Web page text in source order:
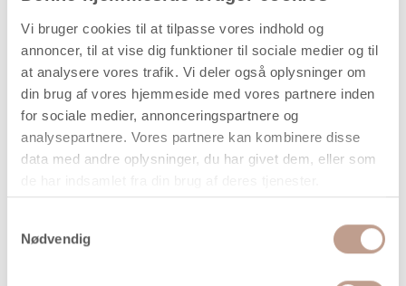
Vi bruger cookies til at tilpasse vores indhold og
annoncer, til at vise dig funktioner til sociale medier og til
at analysere vores trafik. Vi deler også oplysninger om
din brug af vores hjemmeside med vores partnere inden
for sociale medier, annonceringspartnere og
analysepartnere. Vores partnere kan kombinere disse
data med andre oplysninger, du har givet dem, eller som
Nødvendig
længden og 7,5 cm i bredden har insektburet et kompakt
og praktisk format.
Velegnet til undervisning og naturprojekter
Insektburet kan anvendes i skoler, institutioner og ved
udendørs aktiviteter.
Naturstudier